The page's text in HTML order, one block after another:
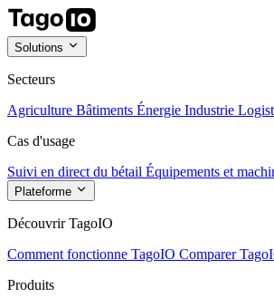
Solutions
Secteurs
Agriculture Bâtiments Énergie Industrie
Cas d'usage
Suivi en direct du bétail Équipements et
Plateforme
Découvrir TagoIO
Comment fonctionne TagoIO Comparer
Produits